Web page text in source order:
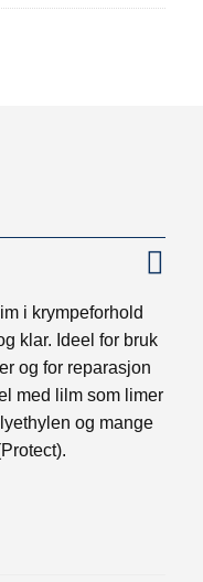
i krympeforhold
klar. Ideel for bruk
og for reparasjon
med lilm som limer
og mange